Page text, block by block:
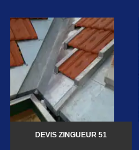
DEVIS ZINGUEUR 51